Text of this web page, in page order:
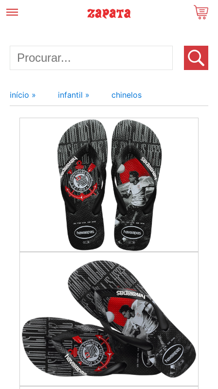
início » infantil » chinelos